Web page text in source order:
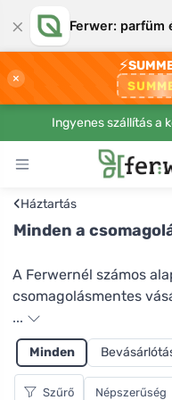
× Ferwer: parfüm
×
⚡
Ingyenes szállítás a
‹Háztartás
Minden a
A Ferwernél számos
csomagolásmentes
csomagolás nélkül
saját zacskókat
termékek
műanyag és műanyag
...
Minden
Szűrő